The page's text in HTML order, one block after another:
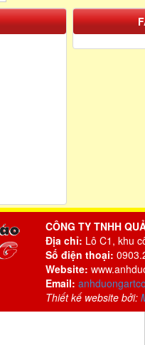
CÔNG TY TNHH
Địa chỉ: Lô C1, khu
Số điện thoại:
Website:
Email:
Thiết kế website bởi: